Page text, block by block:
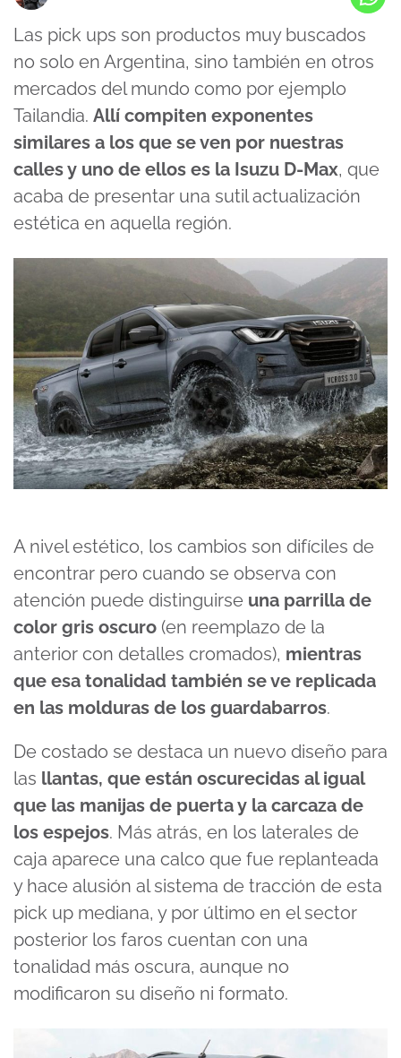
Las pick ups son productos muy buscados
no solo en Argentina, sino también en otros
mercados del mundo como por ejemplo
Tailandia. Allí compiten exponentes
similares a los que se ven por nuestras
calles y uno de ellos es la Isuzu D-Max, que
acaba de presentar una sutil actualización
estética en aquella región.
A nivel estético, los cambios son difíciles de
encontrar pero cuando se observa con
atención puede distinguirse una parrilla de
color gris oscuro (en reemplazo de la
anterior con detalles cromados), mientras
que esa tonalidad también se ve replicada
en las molduras de los guardabarros.
De costado se destaca un nuevo diseño para
las llantas, que están oscurecidas al igual
que las manijas de puerta y la carcaza de
los espejos. Más atrás, en los laterales de
caja aparece una calco que fue replanteada
y hace alusión al sistema de tracción de esta
pick up mediana, y por último en el sector
posterior los faros cuentan con una
tonalidad más oscura, aunque no
modificaron su diseño ni formato.